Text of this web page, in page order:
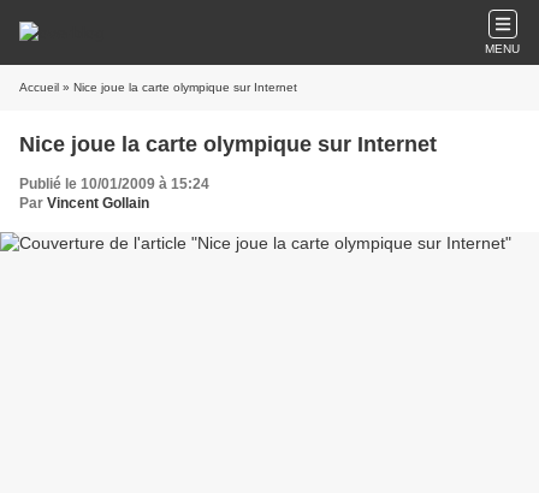
MENU
Accueil » Nice joue la carte olympique sur Internet
Nice joue la carte olympique sur Internet
Publié le 10/01/2009 à 15:24
Par Vincent Gollain